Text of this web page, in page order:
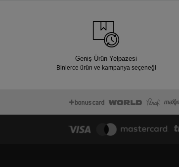
Geniş Ürün Yelpazesi
Binlerce ürün ve kampanya seçeneği